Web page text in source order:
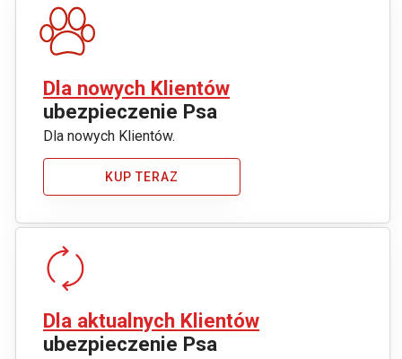
Dla nowych Klientów
ubezpieczenie Psa
Dla nowych Klientów.
KUP TERAZ
Dla aktualnych Klientów
ubezpieczenie Psa